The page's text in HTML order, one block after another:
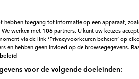
een culinair avontuur laat hij
Ga mee en proef de
hebben toegang tot informatie op een apparaat, zoals
We werken met 106 partners. U kunt uw keuzes
via de link ‘Privacyvoorkeuren beheren’ op
en hebben geen invloed op de browsegegevens.
voor de volgende doeleinden: